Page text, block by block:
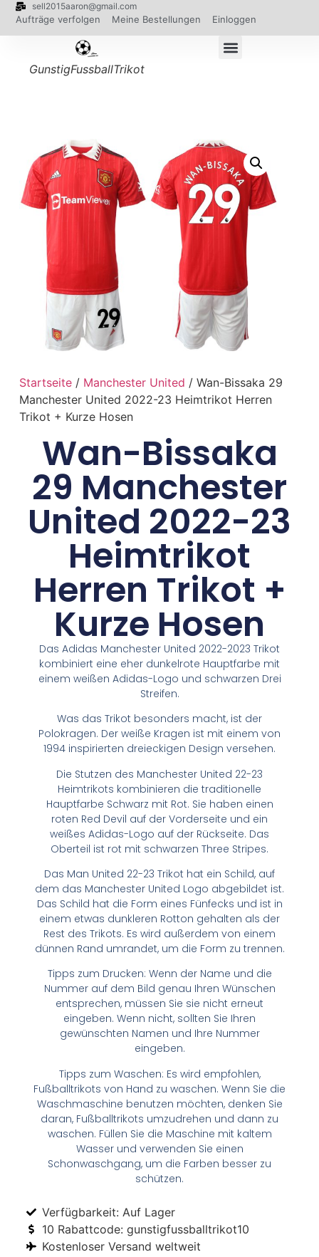
sell2015aaron@gmail.com
Aufträge verfolgen Meine Bestellungen Einloggen
GunstigFussballTrikot
Startseite/ Manchester United / Wan-Bissaka 29
Manchester United 2022-23 Heimtrikot Herren
Trikot + Kurze Hosen
Wan-Bissaka
29 Manchester
United 2022-23
Heimtrikot
Herren Trikot +
Kurze Hosen
Das Adidas Manchester United 2022-2023 Trikot
kombiniert eine eher dunkelrote Hauptfarbe mit
einem weißen Adidas-Logo und schwarzen Drei
Streifen.
Was das Trikot besonders macht, ist der
Polokragen. Der weiße Kragen ist mit einem von
1994 inspirierten dreieckigen Design versehen.
Die Stutzen des Manchester United 22-23
Heimtrikots kombinieren die traditionelle
Hauptfarbe Schwarz mit Rot. Sie haben einen
roten Red Devil auf der Vorderseite und ein
weißes Adidas-Logo auf der Rückseite. Das
Oberteil ist rot mit schwarzen Three Stripes.
Das Man United 22-23 Trikot hat ein Schild, auf
dem das Manchester United Logo abgebildet ist.
Das Schild hat die Form eines Fünfecks und ist in
einem etwas dunkleren Rotton gehalten als der
Rest des Trikots. Es wird außerdem von einem
dünnen Rand umrandet, um die Form zu trennen.
Tipps zum Drucken: Wenn der Name und die
Nummer auf dem Bild genau Ihren Wünschen
entsprechen, müssen Sie sie nicht erneut
eingeben. Wenn nicht, sollten Sie Ihren
gewünschten Namen und Ihre Nummer
eingeben.
Tipps zum Waschen: Es wird empfohlen,
Fußballtrikots von Hand zu waschen. Wenn Sie die
Waschmaschine benutzen möchten, denken Sie
daran, Fußballtrikots umzudrehen und dann zu
waschen. Füllen Sie die Maschine mit kaltem
Wasser und verwenden Sie einen
Schonwaschgang, um die Farben besser zu
schützen.
Verfügbarkeit: Auf Lager
10 Rabattcode: gunstigfussballtrikot10
Kostenloser Versand weltweit